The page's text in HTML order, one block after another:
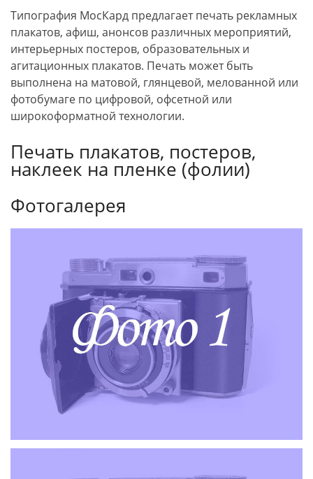
Типография МосКард предлагает печать рекламных
плакатов, афиш, анонсов различных мероприятий,
интерьерных постеров, образовательных и
агитационных плакатов. Печать может быть
выполнена на матовой, глянцевой, мелованной или
фотобумаге по цифровой, офсетной или
широкоформатной технологии.
Печать плакатов, постеров,
наклеек на пленке (фолии)
Фотогалерея